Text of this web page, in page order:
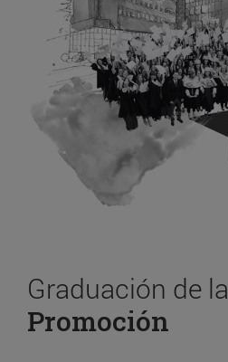
Graduación de la
Promoción